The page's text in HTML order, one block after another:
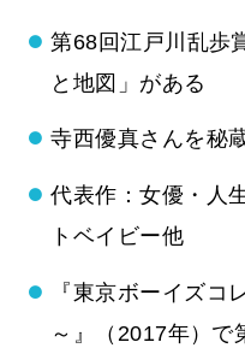
第68回江戸川乱歩
と地図」がある
寺西優真さんを秘
代表作：女優・人
トベイビー他
『東京ボーイズコ
～』（2017年）で